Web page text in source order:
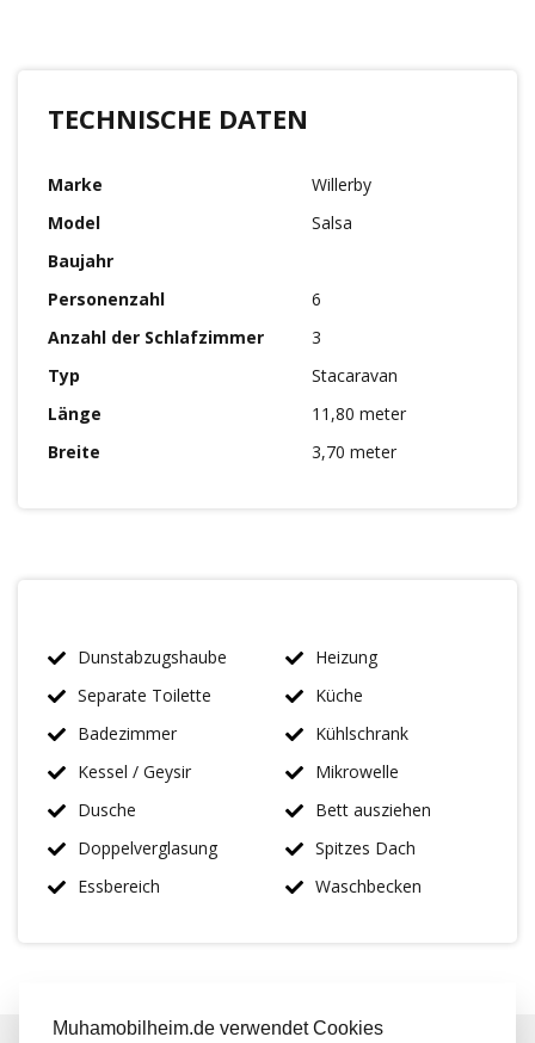
TECHNISCHE DATEN
Marke
Willerby
Model
Salsa
Baujahr
Personenzahl
6
Anzahl der Schlafzimmer
3
Typ
Stacaravan
Länge
11,80 meter
Breite
3,70 meter
Dunstabzugshaube
Separate Toilette
Badezimmer
Kessel / Geysir
Dusche
Doppelverglasung
Essbereich
Heizung
Küche
Kühlschrank
Mikrowelle
Bett ausziehen
Spitzes Dach
Waschbecken
Muhamobilheim.de verwendet Cookies